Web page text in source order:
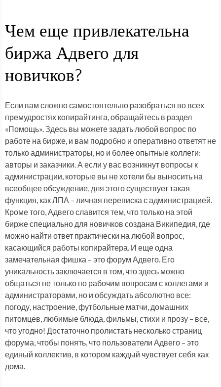
Чем еще привлекательна
биржа Адвего для
новичков?
Если вам сложно самостоятельно разобраться во всех
премудростях копирайтинга, обращайтесь в раздел
«Помощь». Здесь вы можете задать любой вопрос по
работе на бирже, и вам подробно и оперативно ответят не
только администраторы, но и более опытные коллеги:
авторы и заказчики. А если у вас возникнут вопросы к
администрации, которые вы не хотели бы выносить на
всеобщее обсуждение, для этого существует такая
функция, как ЛПА – личная переписка с администрацией.
Кроме того, Адвего славится тем, что только на этой
бирже специально для новичков создана Википедия, где
можно найти ответ практически на любой вопрос,
касающийся работы копирайтера. И еще одна
замечательная фишка – это форум Адвего. Его
уникальность заключается в том, что здесь можно
общаться не только по рабочим вопросам с коллегами и
администраторами, но и обсуждать абсолютно все:
погоду, настроение, футбольные матчи, домашних
питомцев, любимые блюда, фильмы, стихи и прозу – все,
что угодно! Достаточно пролистать несколько страниц
форума, чтобы понять, что пользователи Адвего – это
единый коллектив, в котором каждый чувствует себя как
дома.